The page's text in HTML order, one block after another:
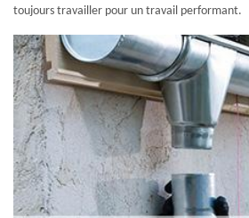
toujours travailler pour un travail performant.